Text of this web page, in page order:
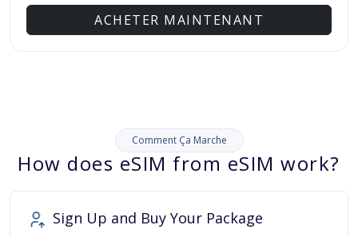
ACHETER MAINTENANT
Comment Ça Marche
How does eSIM from eSIM work?
Sign Up and Buy Your Package